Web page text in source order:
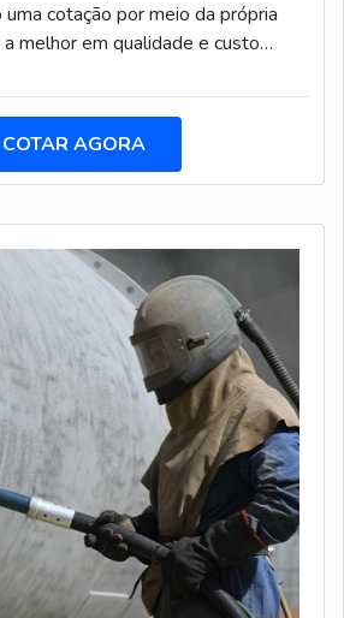
uma cotação por meio da própria
melhor em qualidade e custo
Trevo alcançará precisão com
industrial por alta
DE HIDROJATEAMENTO EM
Hidro Trevo canaliza sua energia
clientes uma estrutura com
nas mais altas tecnologias e
atender todas as demandas,
que se tenha hidrojateamento em
assertividade.Há muitas maneiras
demonstrar competência,
em sua área de atuação. A Hidro
por ter: Soluções em limpeza
Métodos padronizados de
profissionais atualizados e
Oficina própria com ferramentas
perder o foco em
rede de esgoto, mais do que visar
deve oferecer produtos e serviços
COTAR AGORA